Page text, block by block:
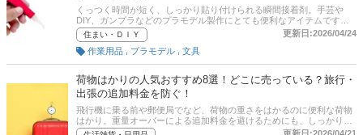
くっつく時間が短く、しっかり貼り付けられる瞬間接着剤。手芸や
DIY、ガンプラなどのプラモデル製作にとても便利なアイテムです。
本記事では、瞬間接着剤の選び方やおすすめ商品をご紹介。さらに通
販サイトにおける最新人気ランキングや口コミもあるので、ぜひ参考
にしてみてくださいね。
住まい・ＤＩＹ
更新日:2026/04/24
作業用品
プラモデル 文具
荷物はかりの人気おすすめ8選！どこに売っている？旅行・
出張の追加料金を防ぐ！
飛行機に乗る前や郵便局でなど、荷物の重さをはかるのに便利な荷物
はかり。重量オーバーによる追加料金を避けるためにも、しっかりと
荷物の重さをはかりましょう！ この記事では、荷物はかりの選び方と